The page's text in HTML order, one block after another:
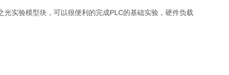
实验模型块，可以很便利的完成PLC的基础实验，硬件负载